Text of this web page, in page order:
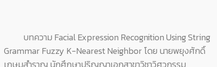
บทความ Facial Expression Recognition Using String
Grammar Fuzzy K-Nearest Neighbor โดย นายพยุงศักดิ์